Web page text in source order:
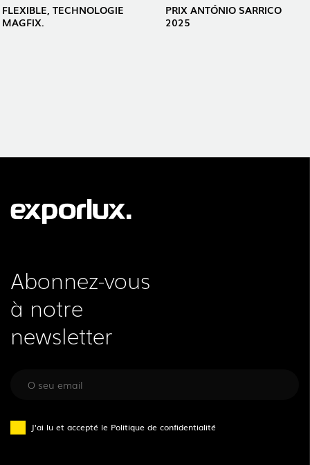
FLEXIBLE, TECHNOLOGIE
MAGFIX.
PRIX ​​ANTÓNIO SARRICO
2025
Abonnez-vous
à notre
newsletter
J'ai lu et accepté le Politique de confidentialité